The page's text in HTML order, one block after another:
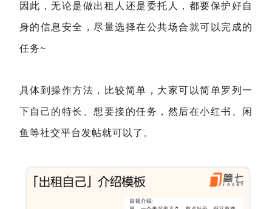
因此，无论是做出租人还是委托人，都要保护好自
身的信息安全，尽量选择在公共场合就可以完成的
任务~
具体到操作方法，比较简单，大家可以简单罗列一
下自己的特长、想要接的任务，然后在小红书、闲
鱼等社交平台发帖就可以了。